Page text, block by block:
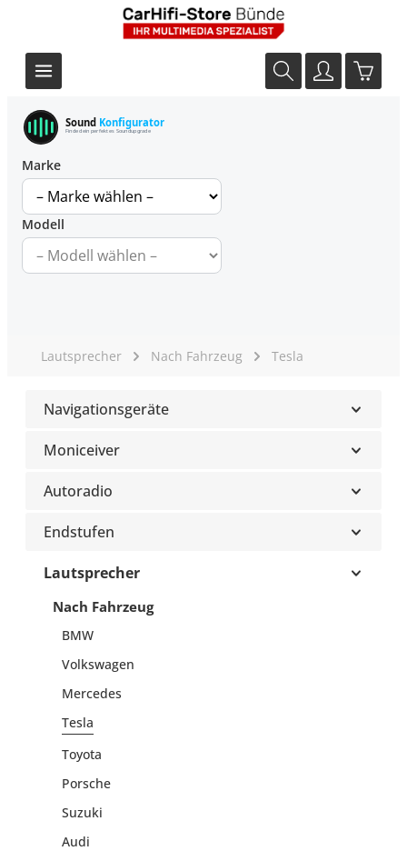
Sound Konfigurator
Finde dein perfektes Soundupgrade
Marke
Modell
Lautsprecher Nach Fahrzeug Tesla
Navigationsgeräte
Moniceiver
Autoradio
Endstufen
Lautsprecher
Nach Fahrzeug
BMW
Volkswagen
Mercedes
Tesla
Toyota
Porsche
Suzuki
Audi